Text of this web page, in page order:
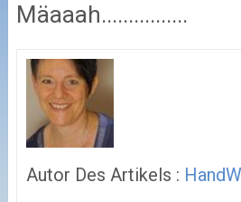
Mäaaah................
Autor Des Artikels :